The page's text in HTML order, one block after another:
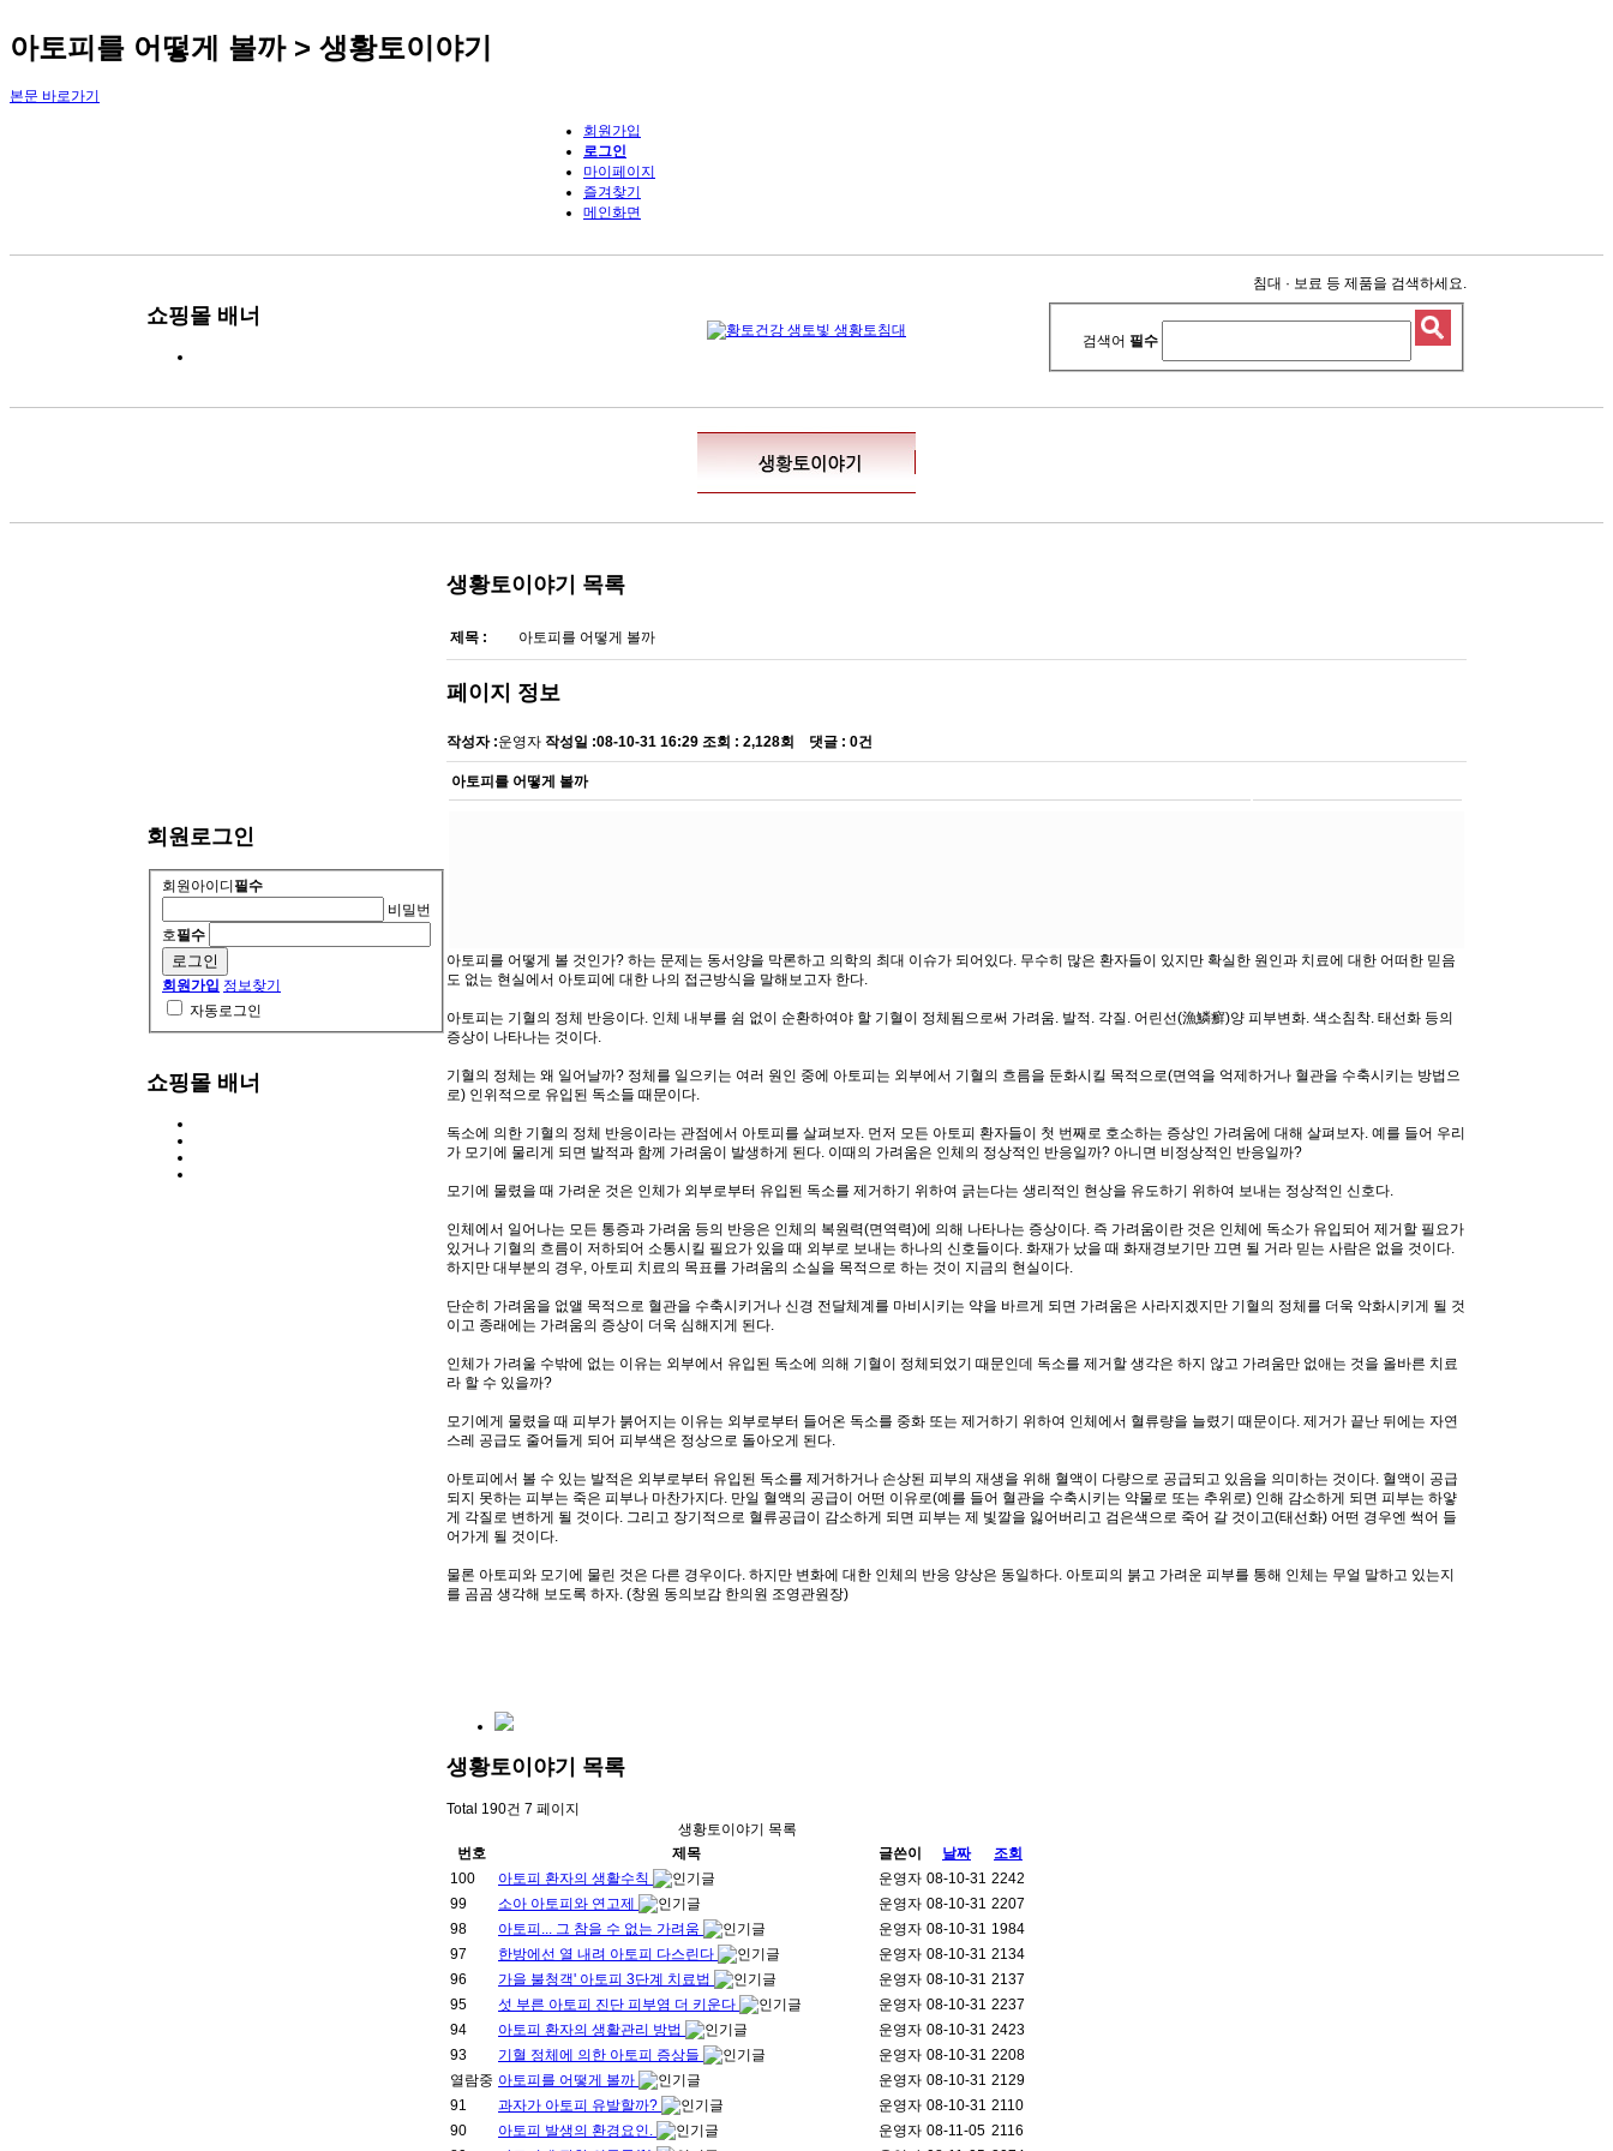
아토피를 어떻게 볼까 > 생황토이야기
본문 바로가기
회원가입
로그인
마이페이지
즐겨찾기
메인화면
쇼핑몰 배너
침대 · 보료 등 제품을 검색하세요.
검색어 필수
회원로그인
회원아이디 필수
비밀번
호필수
회원가입 정보찾기
자동로그인
쇼핑몰 배너
생황토이야기 목록
제목 : 아토피를 어떻게 볼까
페이지 정보
작성자 :운영자 작성일 :08-10-31 16:29 조회 : 2,128회 댓글 : 0건
아토피를 어떻게 볼까
아토피를 어떻게 볼 것인가? 하는 문제는 동서양을 막론하고 의학의 최대 이슈가 되어있다. 무수히 많은 환자들이 있지만 확실한 원인과 치료에 대한 어떠한 믿음
도 없는 현실에서 아토피에 대한 나의 접근방식을 말해보고자 한다.
아토피는 기혈의 정체 반응이다. 인체 내부를 쉼 없이 순환하여야 할 기혈이 정체됨으로써 가려움. 발적. 각질. 어린선(漁鱗癬)양 피부변화. 색소침착. 태선화 등의
증상이 나타나는 것이다.
기혈의 정체는 왜 일어날까? 정체를 일으키는 여러 원인 중에 아토피는 외부에서 기혈의 흐름을 둔화시킬 목적으로(면역을 억제하거나 혈관을 수축시키는 방법으
로) 인위적으로 유입된 독소들 때문이다.
독소에 의한 기혈의 정체 반응이라는 관점에서 아토피를 살펴보자. 먼저 모든 아토피 환자들이 첫 번째로 호소하는 증상인 가려움에 대해 살펴보자. 예를 들어 우리
가 모기에 물리게 되면 발적과 함께 가려움이 발생하게 된다. 이때의 가려움은 인체의 정상적인 반응일까? 아니면 비정상적인 반응일까?
모기에 물렸을 때 가려운 것은 인체가 외부로부터 유입된 독소를 제거하기 위하여 긁는다는 생리적인 현상을 유도하기 위하여 보내는 정상적인 신호다.
인체에서 일어나는 모든 통증과 가려움 등의 반응은 인체의 복원력(면역력)에 의해 나타나는 증상이다. 즉 가려움이란 것은 인체에 독소가 유입되어 제거할 필요가
있거나 기혈의 흐름이 저하되어 소통시킬 필요가 있을 때 외부로 보내는 하나의 신호들이다. 화재가 났을 때 화재경보기만 끄면 될 거라 믿는 사람은 없을 것이다.
하지만 대부분의 경우, 아토피 치료의 목표를 가려움의 소실을 목적으로 하는 것이 지금의 현실이다.
단순히 가려움을 없앨 목적으로 혈관을 수축시키거나 신경 전달체계를 마비시키는 약을 바르게 되면 가려움은 사라지겠지만 기혈의 정체를 더욱 악화시키게 될 것
이고 종래에는 가려움의 증상이 더욱 심해지게 된다.
인체가 가려울 수밖에 없는 이유는 외부에서 유입된 독소에 의해 기혈이 정체되었기 때문인데 독소를 제거할 생각은 하지 않고 가려움만 없애는 것을 올바른 치료
라 할 수 있을까?
모기에게 물렸을 때 피부가 붉어지는 이유는 외부로부터 들어온 독소를 중화 또는 제거하기 위하여 인체에서 혈류량을 늘렸기 때문이다. 제거가 끝난 뒤에는 자연
스레 공급도 줄어들게 되어 피부색은 정상으로 돌아오게 된다.
아토피에서 볼 수 있는 발적은 외부로부터 유입된 독소를 제거하거나 손상된 피부의 재생을 위해 혈액이 다량으로 공급되고 있음을 의미하는 것이다. 혈액이 공급
되지 못하는 피부는 죽은 피부나 마찬가지다. 만일 혈액의 공급이 어떤 이유로(예를 들어 혈관을 수축시키는 약물로 또는 추위로) 인해 감소하게 되면 피부는 하얗
게 각질로 변하게 될 것이다. 그리고 장기적으로 혈류공급이 감소하게 되면 피부는 제 빛깔을 잃어버리고 검은색으로 죽어 갈 것이고(태선화) 어떤 경우엔 썩어 들
어가게 될 것이다.
물론 아토피와 모기에 물린 것은 다른 경우이다. 하지만 변화에 대한 인체의 반응 양상은 동일하다. 아토피의 붉고 가려운 피부를 통해 인체는 무얼 말하고 있는지
를 곰곰 생각해 보도록 하자. (창원 동의보감 한의원 조영관원장)
생황토이야기 목록
Total 190건 7 페이지
생황토이야기 목록
번호
제목 글쓴이 날짜
조회
100
아토피 환자의 생활수칙 운영자 08-10-31 2242
99
소아 아토피와 연고제 운영자 08-10-31 2207
98
아토피... 그 참을 수 없는 가려움 운영자 08-10-31 1984
97
한방에선 열 내려 아토피 다스린다 운영자 08-10-31 2134
96
가을 불청객' 아토피 3단계 치료법 운영자 08-10-31 2137
95
섯 부른 아토피 진단 피부염 더 키운다 운영자 08-10-31 2237
94
아토피 환자의 생활관리 방법 운영자 08-10-31 2423
93
기혈 정체에 의한 아토피 증상들 운영자 08-10-31 2208
열람중 아토피를 어떻게 볼까 운영자 08-10-31 2129
91
과자가 아토피 유발할까? 운영자 08-10-31 2110
90
아토피 발생의 환경요인. 운영자 08-11-05 2116